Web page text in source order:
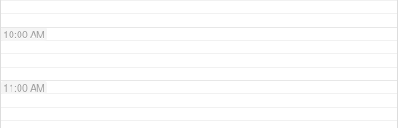
10:00 AM
11:00 AM